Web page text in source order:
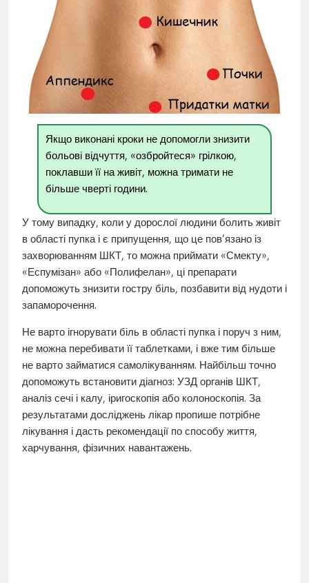
Якщо виконані кроки не допомогли знизити
больові відчуття, «озбройтеся» грілкою,
поклавши її на живіт, можна тримати не
більше чверті години.
У тому випадку, коли у дорослої людини болить живіт
в області пупка і є припущення, що це пов’язано із
захворюванням ШКТ, то можна приймати «Смекту»,
«Еспумізан» або «Полифелан», ці препарати
допоможуть знизити гостру біль, позбавити від нудоти і
запаморочення.
Не варто ігнорувати біль в області пупка і поруч з ним,
не можна перебивати її таблетками, і вже тим більше
не варто займатися самолікуванням. Найбільш точно
допоможуть встановити діагноз: УЗД органів ШКТ,
аналіз сечі і калу, іригоскопія або колоноскопія. За
результатами досліджень лікар пропише потрібне
лікування і дасть рекомендації по способу життя,
харчування, фізичних навантажень.